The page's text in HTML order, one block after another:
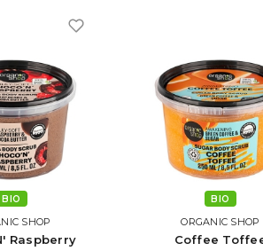
ORGANIC SHOP
Coffee Toffee